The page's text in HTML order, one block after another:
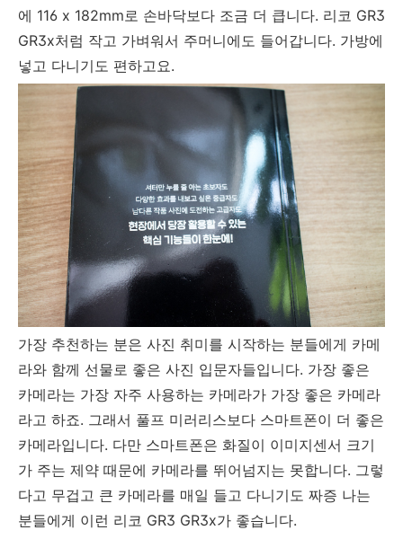
에 116 x 182mm로 손바닥보다 조금 더 큽니다. 리코 GR3
GR3x처럼 작고 가벼워서 주머니에도 들어갑니다. 가방에
넣고 다니기도 편하고요.
가장 추천하는 분은 사진 취미를 시작하는 분들에게 카메
라와 함께 선물로 좋은 사진 입문자들입니다. 가장 좋은
카메라는 가장 자주 사용하는 카메라가 가장 좋은 카메라
라고 하죠. 그래서 풀프 미러리스보다 스마트폰이 더 좋은
카메라입니다. 다만 스마트폰은 화질이 이미지센서 크기
가 주는 제약 때문에 카메라를 뛰어넘지는 못합니다. 그렇
다고 무겁고 큰 카메라를 매일 들고 다니기도 짜증 나는
분들에게 이런 리코 GR3 GR3x가 좋습니다.